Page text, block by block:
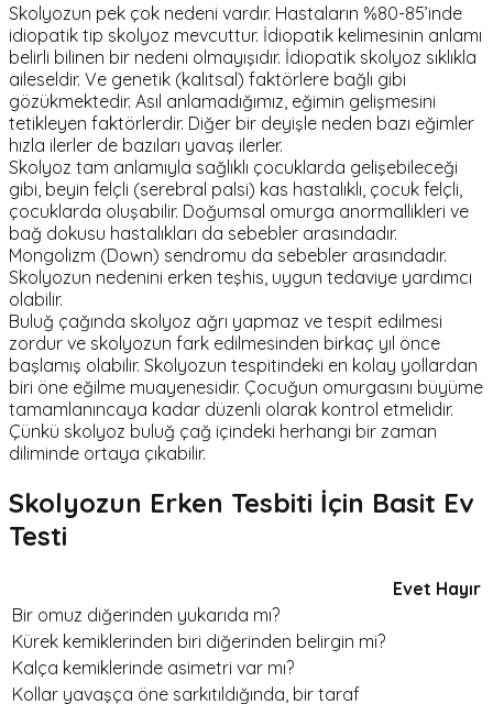
Skolyozun pek çok nedeni vardır. Hastaların %80-85’inde
idiopatik tip skolyoz mevcuttur. İdiopatik kelimesinin anlamı
belirli bilinen bir nedeni olmayışıdır. İdiopatik skolyoz sıklıkla
aileseldir. Ve genetik (kalıtsal) faktörlere bağlı gibi
gözükmektedir. Asıl anlamadığımız, eğimin gelişmesini
tetikleyen faktörlerdir. Diğer bir deyişle neden bazı eğimler
hızla ilerler de bazıları yavaş ilerler.
Skolyoz tam anlamıyla sağlıklı çocuklarda gelişebileceği
gibi, beyin felçli (serebral palsi) kas hastalıklı, çocuk felçli,
çocuklarda oluşabilir. Doğumsal omurga anormallikleri ve
bağ dokusu hastalıkları da sebebler arasındadır.
Mongolizm (Down) sendromu da sebebler arasındadır.
Skolyozun nedenini erken teşhis, uygun tedaviye yardımcı
olabilir.
Buluğ çağında skolyoz ağrı yapmaz ve tespit edilmesi
zordur ve skolyozun fark edilmesinden birkaç yıl önce
başlamış olabilir. Skolyozun tespitindeki en kolay yollardan
biri öne eğilme muayenesidir. Çocuğun omurgasını büyüme
tamamlanıncaya kadar düzenli olarak kontrol etmelidir.
Çünkü skolyoz buluğ çağ içindeki herhangi bir zaman
diliminde ortaya çıkabilir.
Skolyozun Erken Tesbiti İçin Basit Ev
Testi
Evet Hayır
Bir omuz diğerinden yukarıda mı?
Kürek kemiklerinden biri diğerinden belirgin mi?
Kalça kemiklerinde asimetri var mı?
Kollar yavaşça öne sarkıtıldığında, bir taraf